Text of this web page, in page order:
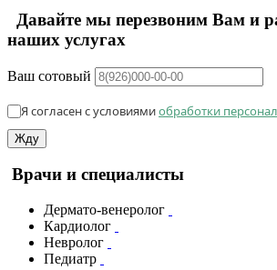
Давайте мы перезвоним Вам и
наших услугах
Ваш сотовый
Я согласен с условиямиобработки
Жду
Врачи и специалисты
Дермато-венеролог
Кардиолог
Невролог
Педиатр